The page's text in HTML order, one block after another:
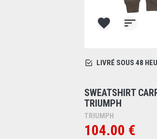
LIVRÉ SOUS 48
SWEATSHIRT
TRIUMPH
TRIUMPH
104.00 €